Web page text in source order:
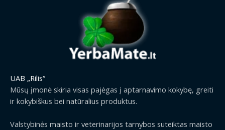
UAB „Rilis“
Mūsų įmonė skiria visas pajėgas į aptarnavimo kokybę, greiti
ir kokybiškus bei natūralius produktus.
Valstybinės maisto ir veterinarijos tarnybos suteiktas maisto